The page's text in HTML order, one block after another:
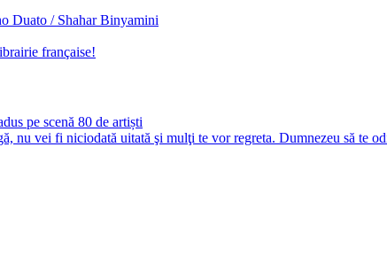
Duato / Shahar Binyamini
française!
pe scenă 80 de artiști
nu vei fi niciodată uitată şi mulţi te vor regreta. Dumnezeu să te